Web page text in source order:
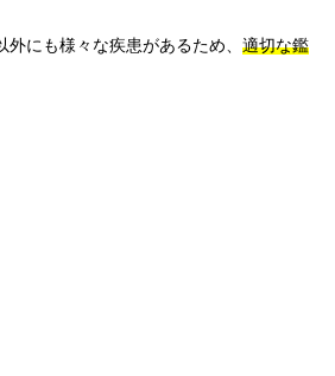
にも様々な疾患があるため、 適切な鑑